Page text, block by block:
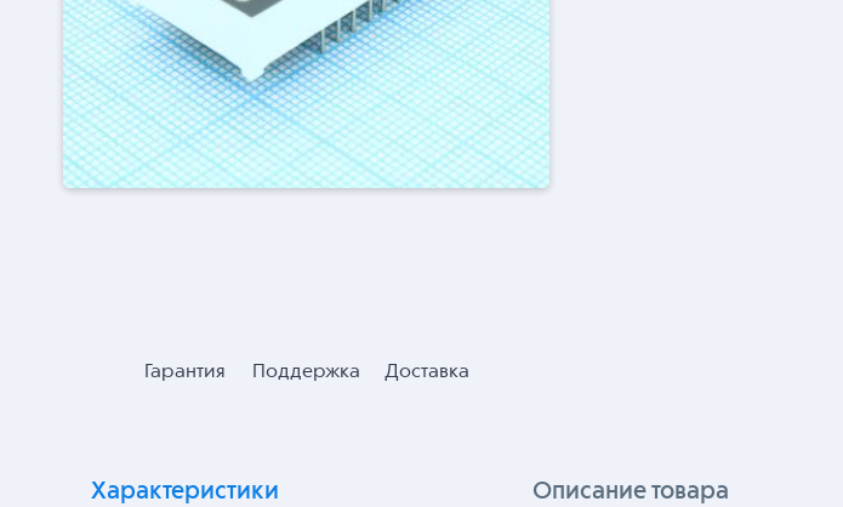
Гарантия Поддержка Доставка
Характеристики Описание товара